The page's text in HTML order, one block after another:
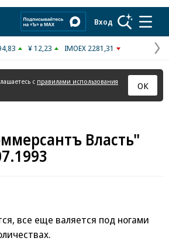
Вход
¥ 12,23 IMOEX 2281,31
с правилами использования
ОК
Власть"
все еще валяется под ногами